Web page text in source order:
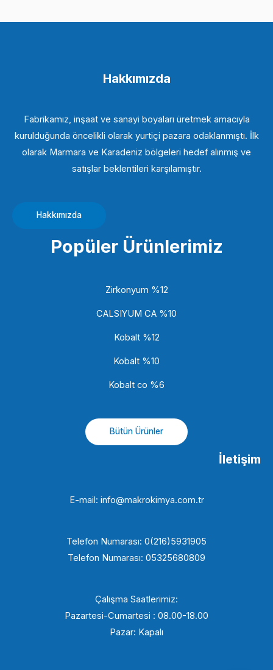
Hakkımızda
Fabrikamız, inşaat ve sanayi boyaları üretmek amacıyla
kurulduğunda öncelikli olarak yurtiçi pazara odaklanmıştı. İlk
olarak Marmara ve Karadeniz bölgeleri hedef alınmış ve
satışlar beklentileri karşılamıştır.
Hakkımızda
Popüler Ürünlerimiz
Zirkonyum %12
CALSIYUM CA %10
Kobalt %12
Kobalt %10
Kobalt co %6
Bütün Ürünler
İletişim
E-mail: info@makrokimya.com.tr
Telefon Numarası: 0(216)5931905
Telefon Numarası: 05325680809
Çalışma Saatlerimiz:
Pazartesi-Cumartesi : 08.00-18.00
Pazar: Kapalı